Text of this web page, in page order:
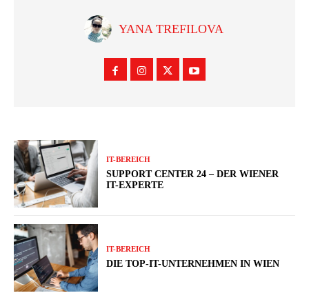
YANA TREFILOVA
IT-BEREICH
SUPPORT CENTER 24 – DER WIENER
IT-EXPERTE
IT-BEREICH
DIE TOP-IT-UNTERNEHMEN IN WIEN